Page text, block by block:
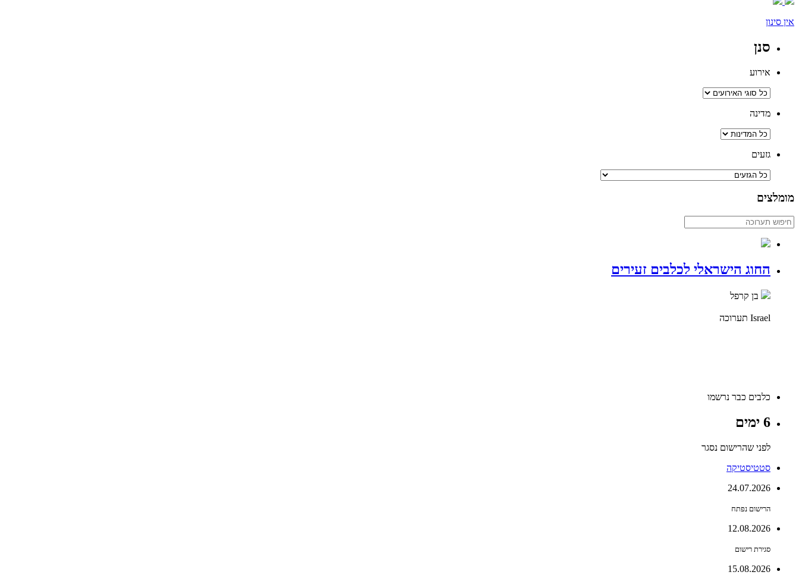
אין סינון
סנן
אירוע
מדינה
גזעים
מומלצים
החוג הישראלי לכלבים זעירים
בן קרפל
Israel תערוכה
כלבים כבר נרשמו
6 ימים
לפני שהרישום נסגר
סטטיסטיקה
24.07.2026
הרישום נפתח
12.08.2026
סגירת רישום
15.08.2026